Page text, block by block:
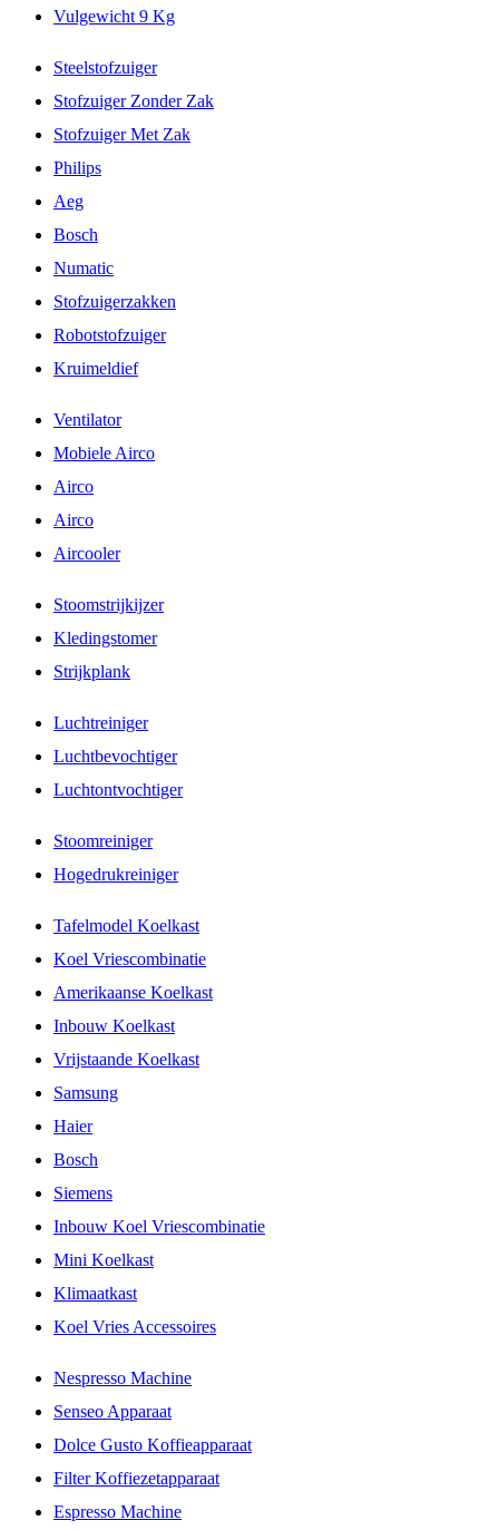
Vulgewicht 9 Kg
Steelstofzuiger
Stofzuiger Zonder Zak
Stofzuiger Met Zak
Philips
Aeg
Bosch
Numatic
Stofzuigerzakken
Robotstofzuiger
Kruimeldief
Ventilator
Mobiele Airco
Airco
Airco
Aircooler
Stoomstrijkijzer
Kledingstomer
Strijkplank
Luchtreiniger
Luchtbevochtiger
Luchtontvochtiger
Stoomreiniger
Hogedrukreiniger
Tafelmodel Koelkast
Koel Vriescombinatie
Amerikaanse Koelkast
Inbouw Koelkast
Vrijstaande Koelkast
Samsung
Haier
Bosch
Siemens
Inbouw Koel Vriescombinatie
Mini Koelkast
Klimaatkast
Koel Vries Accessoires
Nespresso Machine
Senseo Apparaat
Dolce Gusto Koffieapparaat
Filter Koffiezetapparaat
Espresso Machine